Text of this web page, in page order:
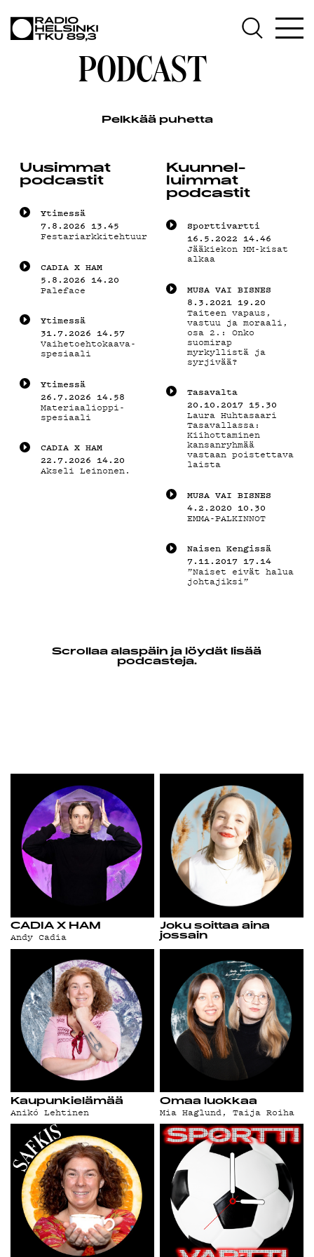
OHJELMAT
TEKIJÄT
ON-
DEMAND
PODCAST
MAINOSTA
G LIVELAB
PODCAST
Pelkkää puhetta
Uusimmat
podcastit
Yti­mes­sä
7.8.2026 13.45
Festariarkkitehtuurispesiaali
CADIA X HAM
5.8.2026 14.20
Paleface
Yti­mes­sä
31.7.2026 14.57
Vaihetoehtokaava-
spesiaali
Yti­mes­sä
26.7.2026 14.58
Materiaalioppi-
spesiaali
CADIA X HAM
22.7.2026 14.20
Akseli Leinonen.
Kuunnel­
luimmat
podcastit
Sporttivartti
16.5.2022 14.46
Jääkiekon MM-kisat
alkaa
MU­SA VAI BIS­NES
8.3.2021 19.20
Taiteen vapaus,
vastuu ja moraali,
osa 2.: Onko
suomirap
myrkyllistä ja
syrjivää?
Tasavalta
20.10.2017 15.30
Laura Huhtasaari
Tasavallassa:
Kiihottaminen
kansanryhmää
vastaan poistettava
laista
MU­SA VAI BIS­NES
4.2.2020 10.30
EMMA-PALKINNOT
Naisen Kengissä
7.11.2017 17.14
”Naiset eivät halua
johtajiksi”
Scrollaa alaspäin ja löydät lisää
podcasteja.
CADIA X HAM
Andy Cadia
Joku soittaa aina
jossain
Kaupunkielämää
Anikó Lehtinen
Omaa luokkaa
Mia Haglund,Taija Roiha